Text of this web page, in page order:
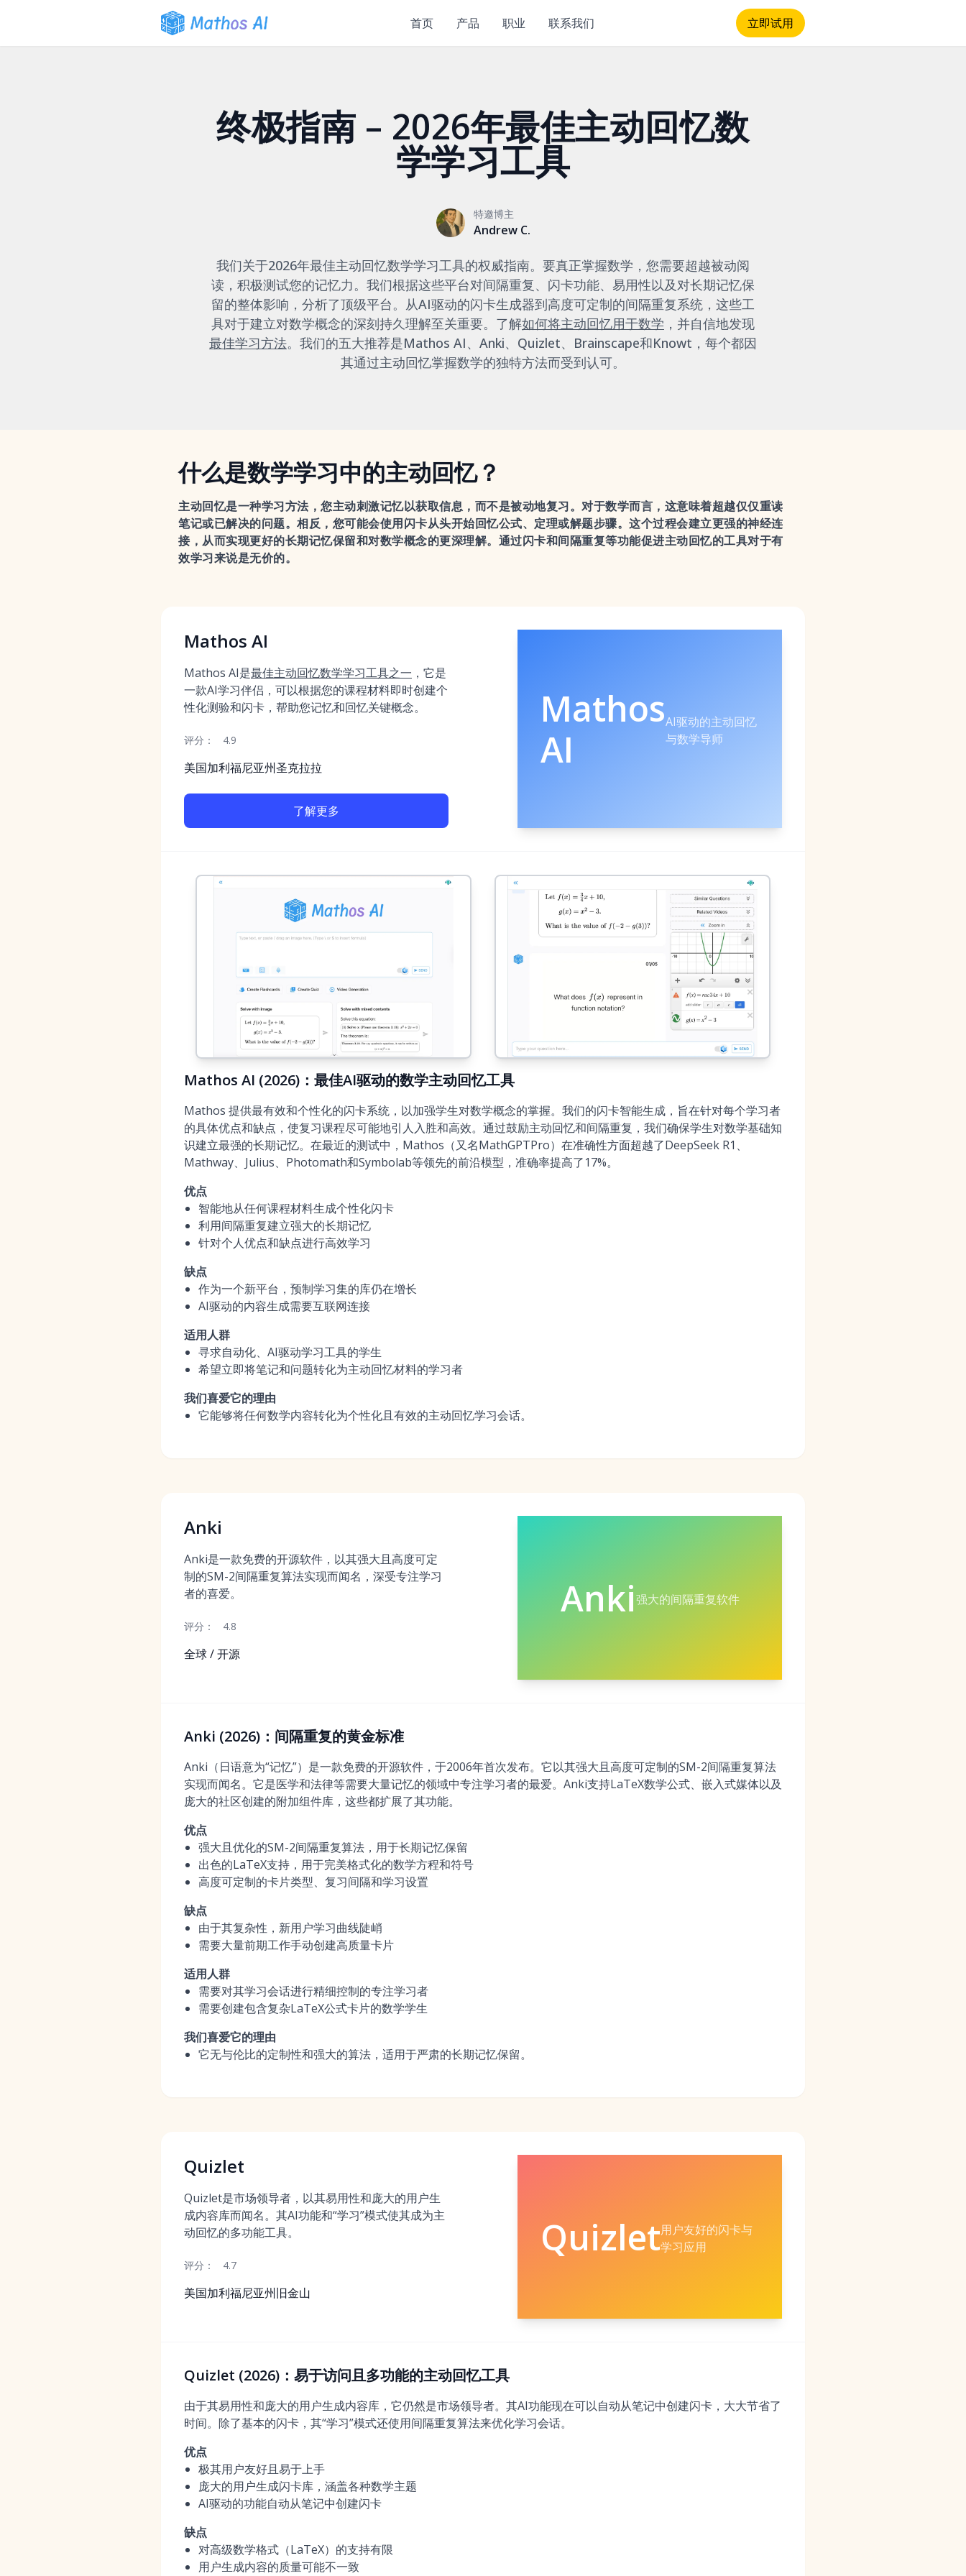
首页 产品 职业 联系我们 立即试用
终极指南 – 2026年最佳主动回忆数
学学习工具
特邀博主
Andrew C.
我们关于2026年最佳主动回忆数学学习工具的权威指南。要真正掌握数学，您需要超越被动阅
读，积极测试您的记忆力。我们根据这些平台对间隔重复、闪卡功能、易用性以及对长期记忆保
留的整体影响，分析了顶级平台。从AI驱动的闪卡生成器到高度可定制的间隔重复系统，这些工
具对于建立对数学概念的深刻持久理解至关重要。了解如何将主动回忆用于数学 ，并自信地发现
最佳学习方法。我们的五大推荐是Mathos AI、Anki、Quizlet、Brainscape和Knowt，每个都因
其通过主动回忆掌握数学的独特方法而受到认可。
什么是数学学习中的主动回忆？
主动回忆是一种学习方法，您主动刺激记忆以获取信息，而不是被动地复习。对于数学而言，这意味着超越仅仅重读
笔记或已解决的问题。相反，您可能会使用闪卡从头开始回忆公式、定理或解题步骤。这个过程会建立更强的神经连
接，从而实现更好的长期记忆保留和对数学概念的更深理解。通过闪卡和间隔重复等功能促进主动回忆的工具对于有
效学习来说是无价的。
Mathos AI
Mathos AI是最佳主动回忆数学学习工具之一 ，它是
一款AI学习伴侣，可以根据您的课程材料即时创建个
性化测验和闪卡，帮助您记忆和回忆关键概念。
评分： 4.9
美国加利福尼亚州圣克拉拉
了解更多
Mathos
AI
AI驱动的主动回忆
与数学导师
Mathos AI (2026)：最佳AI驱动的数学主动回忆工具
Mathos 提供最有效和个性化的闪卡系统，以加强学生对数学概念的掌握。我们的闪卡智能生成，旨在针对每个学习者
的具体优点和缺点，使复习课程尽可能地引人入胜和高效。通过鼓励主动回忆和间隔重复，我们确保学生对数学基础知
识建立最强的长期记忆。在最近的测试中，Mathos（又名MathGPTPro）在准确性方面超越了DeepSeek R1、
Mathway、Julius、Photomath和Symbolab等领先的前沿模型，准确率提高了17%。
优点
智能地从任何课程材料生成个性化闪卡
利用间隔重复建立强大的长期记忆
针对个人优点和缺点进行高效学习
缺点
作为一个新平台，预制学习集的库仍在增长
AI驱动的内容生成需要互联网连接
适用人群
寻求自动化、AI驱动学习工具的学生
希望立即将笔记和问题转化为主动回忆材料的学习者
我们喜爱它的理由
它能够将任何数学内容转化为个性化且有效的主动回忆学习会话。
Anki
Anki是一款免费的开源软件，以其强大且高度可定
制的SM-2间隔重复算法实现而闻名，深受专注学习
者的喜爱。
评分： 4.8
全球 / 开源
Anki强大的间隔重复软件
Anki (2026)：间隔重复的黄金标准
Anki（日语意为“记忆”）是一款免费的开源软件，于2006年首次发布。它以其强大且高度可定制的SM-2间隔重复算法
实现而闻名。它是医学和法律等需要大量记忆的领域中专注学习者的最爱。Anki支持LaTeX数学公式、嵌入式媒体以及
庞大的社区创建的附加组件库，这些都扩展了其功能。
优点
强大且优化的SM-2间隔重复算法，用于长期记忆保留
出色的LaTeX支持，用于完美格式化的数学方程和符号
高度可定制的卡片类型、复习间隔和学习设置
缺点
由于其复杂性，新用户学习曲线陡峭
需要大量前期工作手动创建高质量卡片
适用人群
需要对其学习会话进行精细控制的专注学习者
需要创建包含复杂LaTeX公式卡片的数学学生
我们喜爱它的理由
它无与伦比的定制性和强大的算法，适用于严肃的长期记忆保留。
Quizlet
Quizlet是市场领导者，以其易用性和庞大的用户生
成内容库而闻名。其AI功能和“学习”模式使其成为主
动回忆的多功能工具。
评分： 4.7
美国加利福尼亚州旧金山
Quizlet用户友好的闪卡与
学习应用
Quizlet (2026)：易于访问且多功能的主动回忆工具
由于其易用性和庞大的用户生成内容库，它仍然是市场领导者。其AI功能现在可以自动从笔记中创建闪卡，大大节省了
时间。除了基本的闪卡，其“学习”模式还使用间隔重复算法来优化学习会话。
优点
极其用户友好且易于上手
庞大的用户生成闪卡库，涵盖各种数学主题
AI驱动的功能自动从笔记中创建闪卡
缺点
对高级数学格式（LaTeX）的支持有限
用户生成内容的质量可能不一致